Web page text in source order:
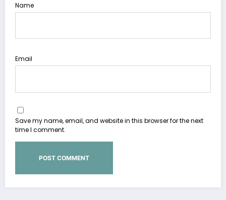
Name
Email
Save my name, email, and website in this browser for the next
time I comment.